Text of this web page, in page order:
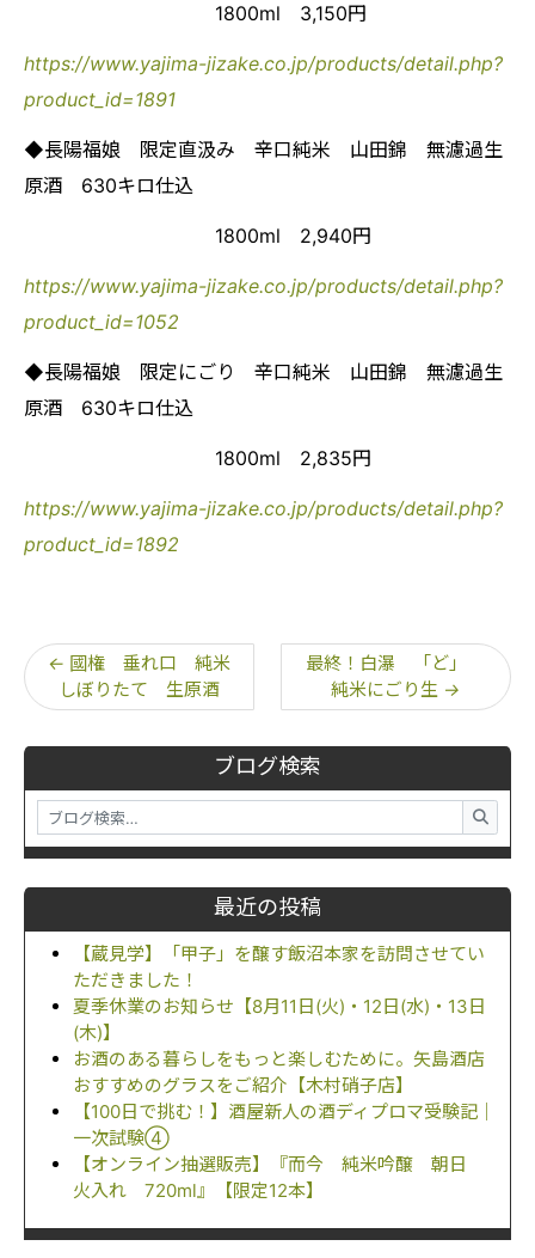
ブログ検索
最近の投稿
【蔵見学】「甲子」を醸す飯沼本家を訪問させてい
ただきました！
夏季休業のお知らせ【8月11日(火)・12日(水)・13日
(木)】
お酒のある暮らしをもっと楽しむために。矢島酒店
おすすめのグラスをご紹介【木村硝子店】
【100日で挑む！】酒屋新人の酒ディプロマ受験記｜
一次試験④
【オンライン抽選販売】『而今 純米吟醸 朝日
火入れ 720ml』【限定12本】
1800ml 3,150円
https://www.yajima-jizake.co.jp/products/detail.php?
product_id=1891
◆長陽福娘 限定直汲み 辛口純米 山田錦 無濾過生
原酒 630キロ仕込
1800ml 2,940円
https://www.yajima-jizake.co.jp/products/detail.php?
product_id=1052
◆長陽福娘 限定にごり 辛口純米 山田錦 無濾過生
原酒 630キロ仕込
1800ml 2,835円
https://www.yajima-jizake.co.jp/products/detail.php?
product_id=1892
← 國権 垂れ口 純米
しぼりたて 生原酒
最終！白瀑 「ど」
純米にごり生 →